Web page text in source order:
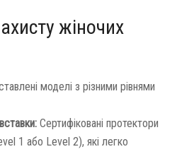
жіночих
моделі з різними рівнями
Сертифіковані протектори
1 або Level 2), які легко